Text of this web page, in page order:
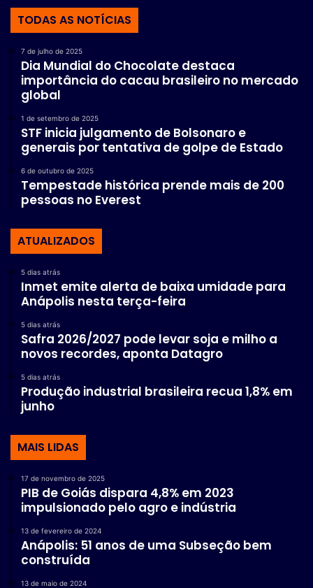
TODAS AS NOTÍCIAS
7 de julho de 2025
Dia Mundial do Chocolate destaca
importância do cacau brasileiro no mercado
global
1 de setembro de 2025
STF inicia julgamento de Bolsonaro e
generais por tentativa de golpe de Estado
6 de outubro de 2025
Tempestade histórica prende mais de 200
pessoas no Everest
ATUALIZADOS
5 dias atrás
Inmet emite alerta de baixa umidade para
Anápolis nesta terça-feira
5 dias atrás
Safra 2026/2027 pode levar soja e milho a
novos recordes, aponta Datagro
5 dias atrás
Produção industrial brasileira recua 1,8% em
junho
MAIS LIDAS
17 de novembro de 2025
PIB de Goiás dispara 4,8% em 2023
impulsionado pelo agro e indústria
13 de fevereiro de 2024
Anápolis: 51 anos de uma Subseção bem
construída
13 de maio de 2024